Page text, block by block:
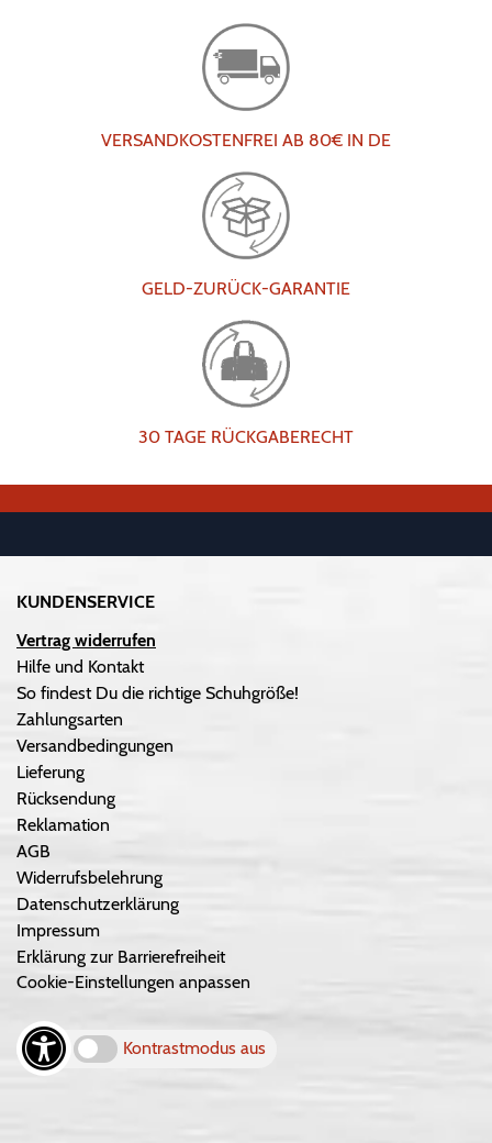
VERSANDKOSTENFREI AB 80€ IN DE
GELD-ZURÜCK-GARANTIE
30 TAGE RÜCKGABERECHT
KUNDENSERVICE
Vertrag widerrufen
Hilfe und Kontakt
So findest Du die richtige Schuhgröße!
Zahlungsarten
Versandbedingungen
Lieferung
Rücksendung
Reklamation
AGB
Widerrufsbelehrung
Datenschutzerklärung
Impressum
Erklärung zur Barrierefreiheit
Cookie-Einstellungen anpassen
Kontrastmodus aus